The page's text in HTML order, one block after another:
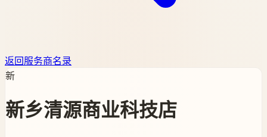
返回服务商名录
新
新乡清源商业科技店